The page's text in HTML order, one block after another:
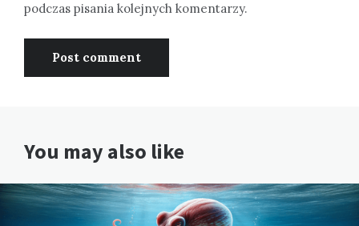
podczas pisania kolejnych komentarzy.
You may also like